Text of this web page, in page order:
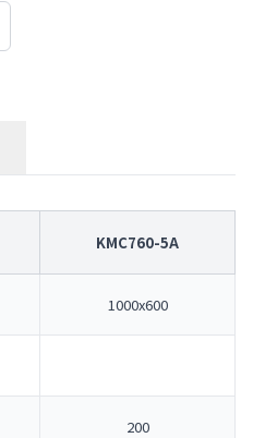
KMC760-5A
1000x600
200